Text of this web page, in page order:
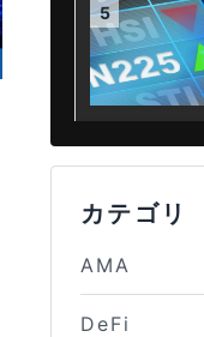
5
カテゴリ
AMA
DeFi